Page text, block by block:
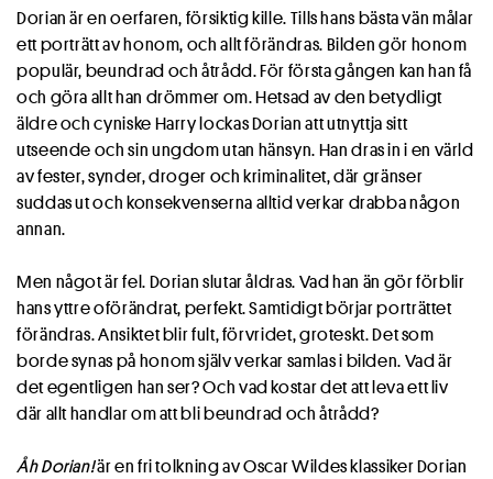
Dorian är en oerfaren, försiktig kille. Tills hans bästa vän målar
ett porträtt av honom, och allt förändras. Bilden gör honom
populär, beundrad och åtrådd. För första gången kan han få
och göra allt han drömmer om. Hetsad av den betydligt
äldre och cyniske Harry lockas Dorian att utnyttja sitt
utseende och sin ungdom utan hänsyn. Han dras in i en värld
av fester, synder, droger och kriminalitet, där gränser
suddas ut och konsekvenserna alltid verkar drabba någon
annan.
Men något är fel. Dorian slutar åldras. Vad han än gör förblir
hans yttre oförändrat, perfekt. Samtidigt börjar porträttet
förändras. Ansiktet blir fult, förvridet, groteskt. Det som
borde synas på honom själv verkar samlas i bilden. Vad är
det egentligen han ser? Och vad kostar det att leva ett liv
där allt handlar om att bli beundrad och åtrådd?
Åh Dorian!är en fri tolkning av Oscar Wildes klassiker Dorian